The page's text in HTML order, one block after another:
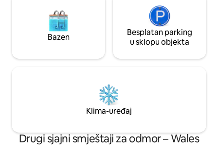
Bazen
Besplatan parking
u sklopu objekta
Klima-uređaj
Drugi sjajni smještaji za odmor – Wales